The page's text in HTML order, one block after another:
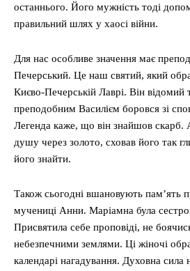
останнього. Його мужність тоді
правильний шлях у хаосі війни.
Для нас особливе значення має
Печерський. Це наш святий, який
Києво-Печерській Лаврі. Він
преподобним Василієм боровся зі
Легенда каже, що він знайшов скарб.
душу через золото, сховав його так
його знайти.
Також сьогодні вшановують пам’ять
мучениці Анни. Маріамна була
Присвятила себе проповіді, не
небезпечними землями. Ці жіночі
календарі нагадування. Духовна сила